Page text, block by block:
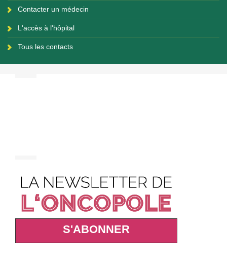
Contacter un médecin
L'accès à l'hôpital
Tous les contacts
S'ABONNER